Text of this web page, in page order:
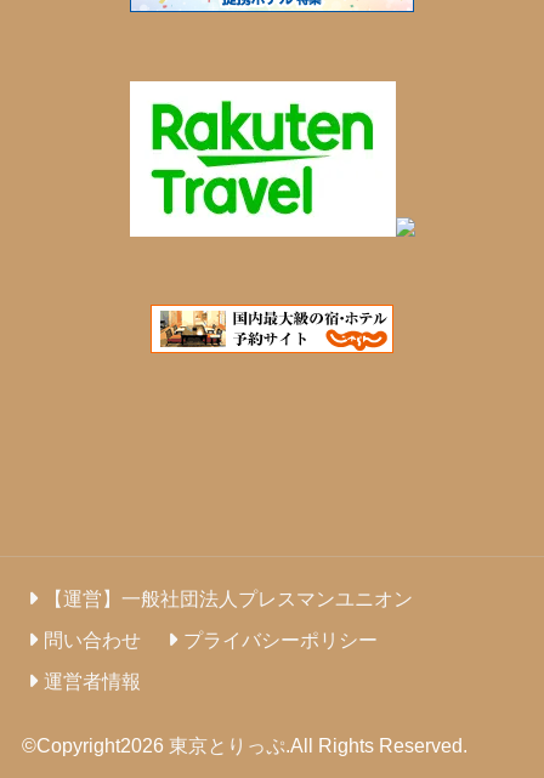
【運営】一般社団法人プレスマンユニオン
問い合わせ
プライバシーポリシー
運営者情報
©Copyright2026 東京とりっぷ.All Rights Reserved.